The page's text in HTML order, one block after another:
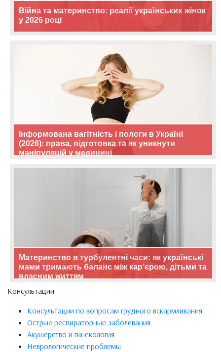
Війна та материнство: реалії українських жінок
у 2026 році
Інформована вагітність і пологи в Україні
(2026): права, підготовка та як уникнути
маніпуляцій у медицині
Материнство в турбулентні часи: як українські
мами тримають баланс між кар’єрою, дітьми та
власним життям
Консультации
Консультации по вопросам грудного вскармливания
Острые респираторные заболевания
Акушерство и гинекология
Неврологические проблемы